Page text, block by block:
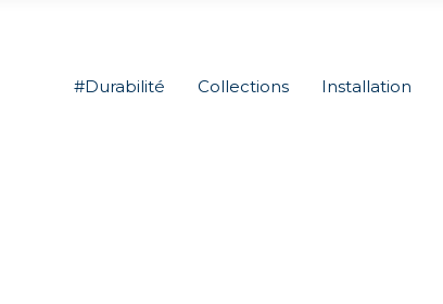
#Durabilité Collections Installation